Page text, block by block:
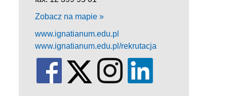
Zobacz na mapie »
www.ignatianum.edu.pl
www.ignatianum.edu.pl/rekrutacja